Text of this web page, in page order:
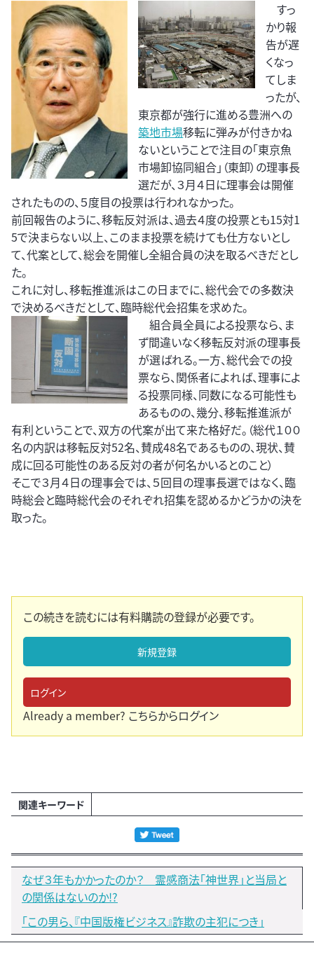
すっ
かり報
告が遅
くなっ
てしま
ったが、
東京都が強行に進める豊洲への
築地市場移転に弾みが付きかね
ないということで注目の「東京魚
市場卸協同組合」（東卸）の理事長
選だが、３月４日に理事会は開催
されたものの、５度目の投票は行われなかった。
前回報告のように、移転反対派は、過去４度の投票とも15対1
5で決まらない以上、このまま投票を続けても仕方ないとし
て、代案として、総会を開催し全組合員の決を取るべきだとし
た。
これに対し、移転推進派はこの日までに、総代会での多数決
で決めるべきだとして、臨時総代会招集を求めた。
組合員全員による投票なら、ま
ず間違いなく移転反対派の理事長
が選ばれる。一方、総代会での投
票なら、関係者によれば、理事によ
る投票同様、同数になる可能性も
あるものの、幾分、移転推進派が
有利ということで、双方の代案が出て来た格好だ。（総代１００
名の内訳は移転反対52名、賛成48名であるものの、現状、賛
成に回る可能性のある反対の者が何名かいるとのこと）
そこで３月４日の理事会では、５回目の理事長選ではなく、臨
時総会と臨時総代会のそれぞれ招集を認めるかどうかの決を
取った。
この続きを読むには有料購読の登録が必要です。
新規登録
ログイン
Already a member? こちらからログイン
関連キーワード
なぜ３年もかかったのか？ 霊感商法「神世界」と当局と
の関係はないのか!?
「この男ら、『中国版権ビジネス』詐欺の主犯につき」